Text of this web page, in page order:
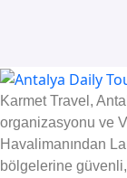
Karmet Travel,
organizasyonu ve
Havalimanından
bölgelerine